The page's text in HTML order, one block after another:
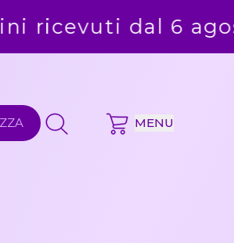
agosto saranno
MENU